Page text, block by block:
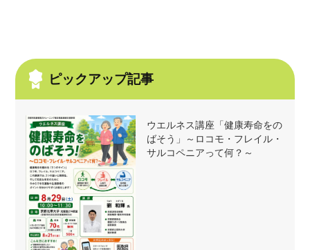
ピックアップ記事
ウエルネス講座「健康寿命をの
ばそう」～ロコモ・フレイル・
サルコペニアって何？～